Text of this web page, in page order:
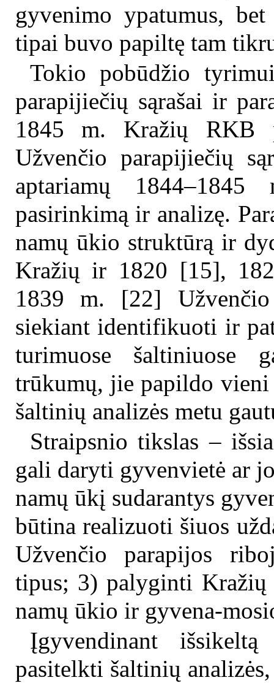
gyvenimo ypatumus,
tipai buvo papiltę tam
Tokio pobūdžio
parapijiečių sąrašai ir
1845 m. Kražių RKB
Užvenčio parapijiečių
aptariamų
pasirinkimą ir analizę.
namų ūkio struktūrą ir
Kražių ir 1820 [15],
1839 m. [22]
siekiant identifikuoti ir
turimuose šaltiniuose
trūkumų, jie papildo
šaltinių analizės metu
Straipsnio tikslas –
gali daryti gyvenvietė ar
namų ūkį sudarantys
būtina realizuoti šiuos
Užvenčio parapijos
tipus; 3) palyginti
namų ūkio ir gyvena-
Įgyvendinant
pasitelkti šaltinių